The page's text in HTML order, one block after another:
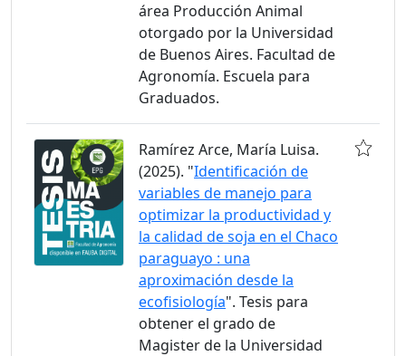
área Producción Animal
otorgado por la Universidad
de Buenos Aires. Facultad de
Agronomía. Escuela para
Graduados.
Ramírez Arce, María Luisa.
(2025). "Identificación de
variables de manejo para
optimizar la productividad y
la calidad de soja en el Chaco
paraguayo : una
aproximación desde la
ecofisiología". Tesis para
obtener el grado de
Magister de la Universidad